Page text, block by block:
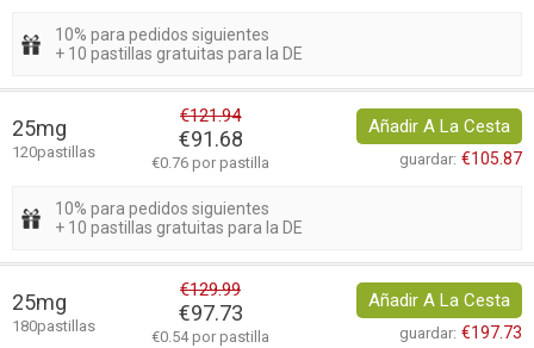
10% para pedidos siguientes
+ 10 pastillas gratuitas para la DE
25mg
120pastillas
€121.94
€91.68
€0.76 por pastilla
Añadir A La Cesta
guardar: €105.87
10% para pedidos siguientes
+ 10 pastillas gratuitas para la DE
25mg
180pastillas
€129.99
€97.73
€0.54 por pastilla
Añadir A La Cesta
guardar: €197.73